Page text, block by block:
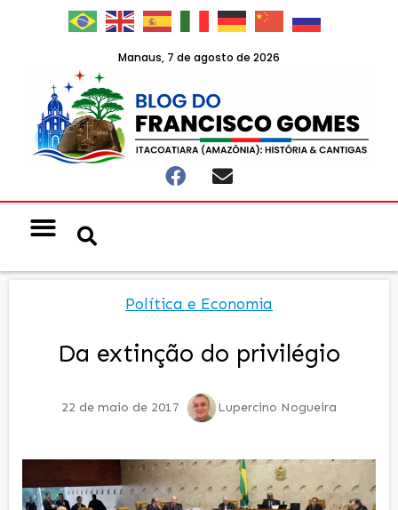
Manaus, 7 de agosto de 2026
Política e Economia
Da extinção do privilégio
22 de maio de 2017 Lupercino Nogueira